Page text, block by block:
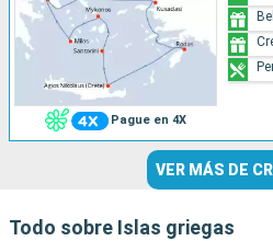
Pague en 4X
VER MÁS DE
Todo sobre Islas griegas